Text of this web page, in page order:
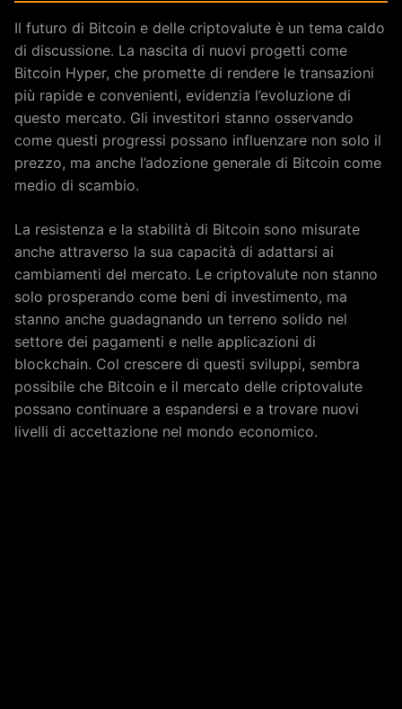
Il futuro di Bitcoin e delle criptovalute è un tema caldo
di discussione. La nascita di nuovi progetti come
Bitcoin Hyper, che promette di rendere le transazioni
più rapide e convenienti, evidenzia l’evoluzione di
questo mercato. Gli investitori stanno osservando
come questi progressi possano influenzare non solo il
prezzo, ma anche l’adozione generale di Bitcoin come
medio di scambio.
La resistenza e la stabilità di Bitcoin sono misurate
anche attraverso la sua capacità di adattarsi ai
cambiamenti del mercato. Le criptovalute non stanno
solo prosperando come beni di investimento, ma
stanno anche guadagnando un terreno solido nel
settore dei pagamenti e nelle applicazioni di
blockchain. Col crescere di questi sviluppi, sembra
possibile che Bitcoin e il mercato delle criptovalute
possano continuare a espandersi e a trovare nuovi
livelli di accettazione nel mondo economico.